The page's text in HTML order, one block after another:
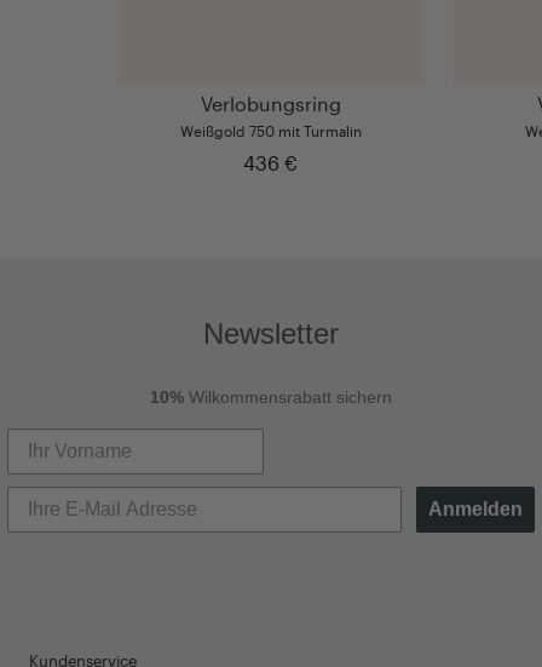
Verlobungsring
Weißgold 750 mit Turmalin
436 €
Newsletter
10% Wilkommensrabatt sichern
Anmelden
Kundenservice